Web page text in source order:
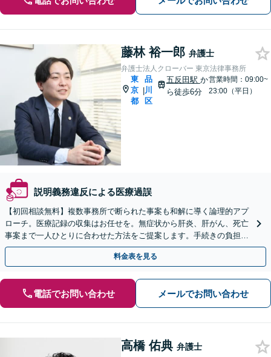
藤林 裕一郎 弁護士
弁護士法人クローバー 東京法律事務所
東
京
都
|
品
川
区
五反田駅 か
ら徒歩6分
営業時間：09:00~
23:00（平日）
説明義務違反による医療過誤
【初回相談無料】複数事務所で断られた事案も和解に導く論理的アプ
ローチ。医療記録の収集はお任せを。無症状から肝炎、肝がん、死亡
事案まで一人ひとりに合わせた方法をご提案します。手続きの負担を
減らし、権利を守ります【2027年3月31日請求期限】
料金表を見る
電話でお問い合わせ メールでお問い合わせ
高橋 佑典 弁護士